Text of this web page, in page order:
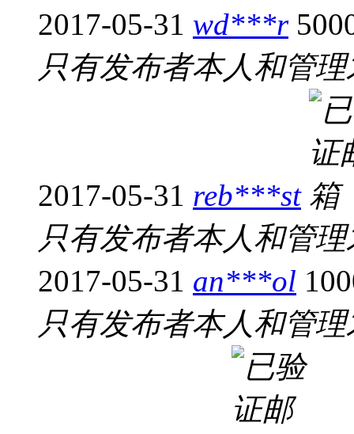
2017-05-31 wd***r
只有发布者本人和管
2017-05-31 reb***st
只有发布者本人和管
2017-05-31 an***ol
只有发布者本人和管